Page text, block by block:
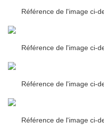
Référence de l'image ci-
Référence de l'image ci-
Référence de l'image ci-
Référence de l'image ci-